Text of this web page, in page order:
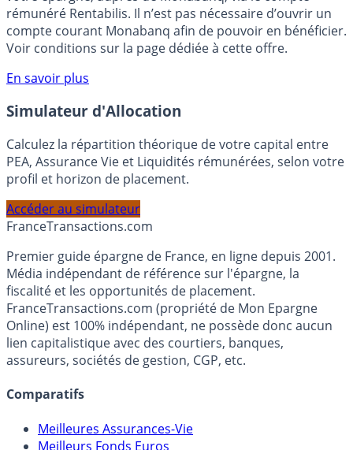
Bénéficiez de cette offre de placement sans risque pour
votre épargne, auprès de Monabanq, via le compte
rémunéré Rentabilis. Il n’est pas nécessaire d’ouvrir un
compte courant Monabanq afin de pouvoir en bénéficier.
Voir conditions sur la page dédiée à cette offre.
En savoir plus
Simulateur d'Allocation
Calculez la répartition théorique de votre capital entre
profil et horizon de placement.
FranceTransactions.com
Premier guide épargne de France, en ligne depuis 2001.
Média indépendant de référence sur l'épargne, la
fiscalité et les opportunités de placement.
FranceTransactions.com (propriété de Mon Epargne
Online) est 100% indépendant, ne possède donc aucun
assureurs, sociétés de gestion, CGP, etc.
Comparatifs